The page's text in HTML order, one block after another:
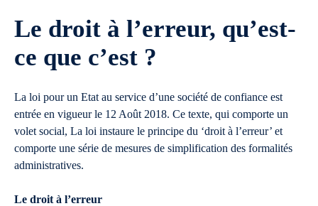
Le droit à l’erreur, qu’est-
ce que c’est ?
La loi pour un Etat au service d’une société de confiance est
entrée en vigueur le 12 Août 2018. Ce texte, qui comporte un
volet social, La loi instaure le principe du ‘droit à l’erreur’ et
comporte une série de mesures de simplification des formalités
administratives.
Le droit à l’erreur